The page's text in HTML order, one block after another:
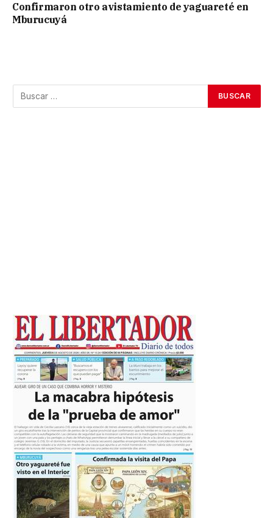
Confirmaron otro avistamiento de yaguareté en
Mburucuyá